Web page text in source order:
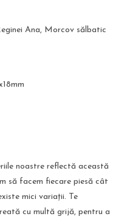
Ana, Morcov sălbatic
noastre reflectă această
să facem fiecare piesă cât
mici variații. Te
cu multă grijă, pentru a